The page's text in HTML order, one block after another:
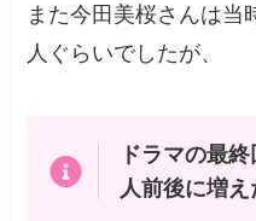
また今田美桜さんは当
人ぐらいでしたが、
ドラマの最
人前後に増え